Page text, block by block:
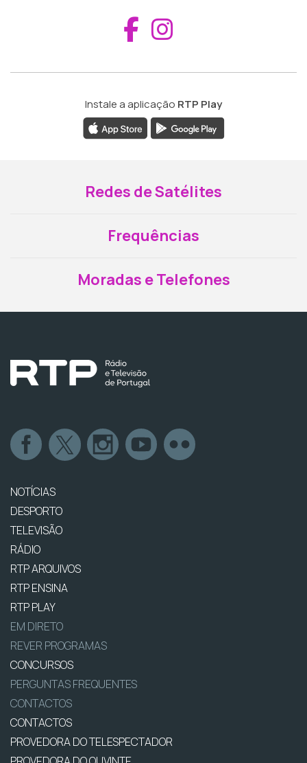
Aceder ao
Instale a aplicação RTP Play
Redes de Satélites
Frequências
Moradas e Telefones
NOTÍCIAS
DESPORTO
TELEVISÃO
RÁDIO
RTP ARQUIVOS
RTP ENSINA
RTP PLAY
EM DIRETO
REVER PROGRAMAS
CONCURSOS
PERGUNTAS FREQUENTES
CONTACTOS
CONTACTOS
PROVEDORA DO TELESPECTADOR